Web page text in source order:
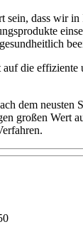
sein, dass wir
die effiziente
dem neusten
großen Wert